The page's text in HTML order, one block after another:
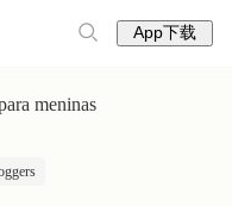
App下载
meninas